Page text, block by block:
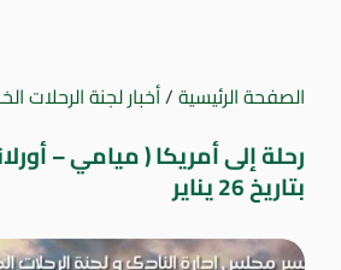
الصفحة الرئيسية/أخبار لجنة الرحلات
بتاريخ 26 يناير